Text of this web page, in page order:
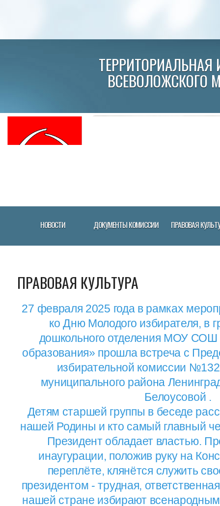
ВСЕВОЛОЖСКОГО
НОВОСТИ ДОКУМЕНТЫ КОМИССИИ ПРАВОВАЯ
ПРАВОВАЯ КУЛЬТУРА
27 февраля 2025 года в рамках
ко Дню Молодого избирателя, в
дошкольного отделения МОУ СОШ
образования» прошла встреча с
избирательной комиссии
муниципального района
Белоусовой .
Детям старшей группы в беседе
нашей Родины и кто самый главный
Президент обладает властью.
инаугурации, положив руку на
переплёте, клянётся служить
президентом - трудная,
нашей стране избирают